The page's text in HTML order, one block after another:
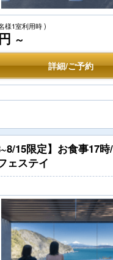
様1室利用時 )
～
詳細/ご予約
15限定】お食事17
ェステイ